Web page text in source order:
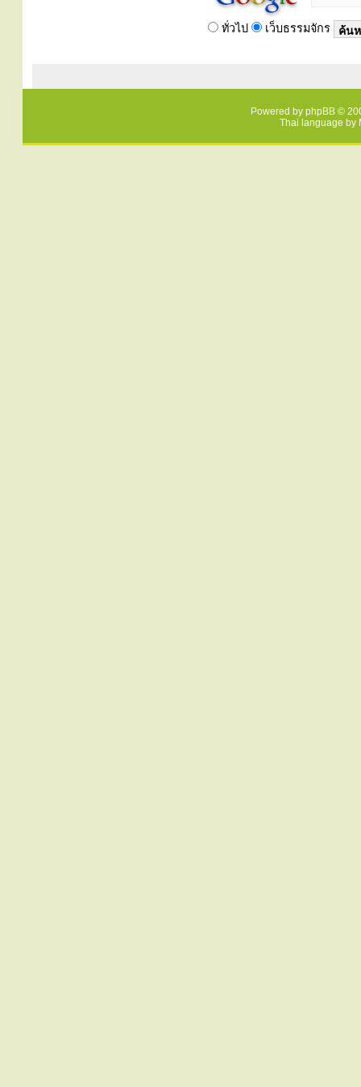
ทั่วไป เว็บธรรมจักร
Powered by phpBB ©
Thai language by